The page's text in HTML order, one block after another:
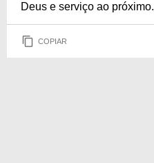
Deus e serviço ao próximo.
COPIAR